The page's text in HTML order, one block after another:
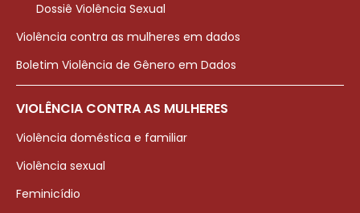
Dossiê Violência Sexual
Violência contra as mulheres em dados
Boletim Violência de Gênero em Dados
VIOLÊNCIA CONTRA AS MULHERES
Violência doméstica e familiar
Violência sexual
Feminicídio